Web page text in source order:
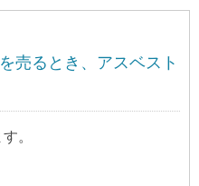
売るとき、アスベスト
。